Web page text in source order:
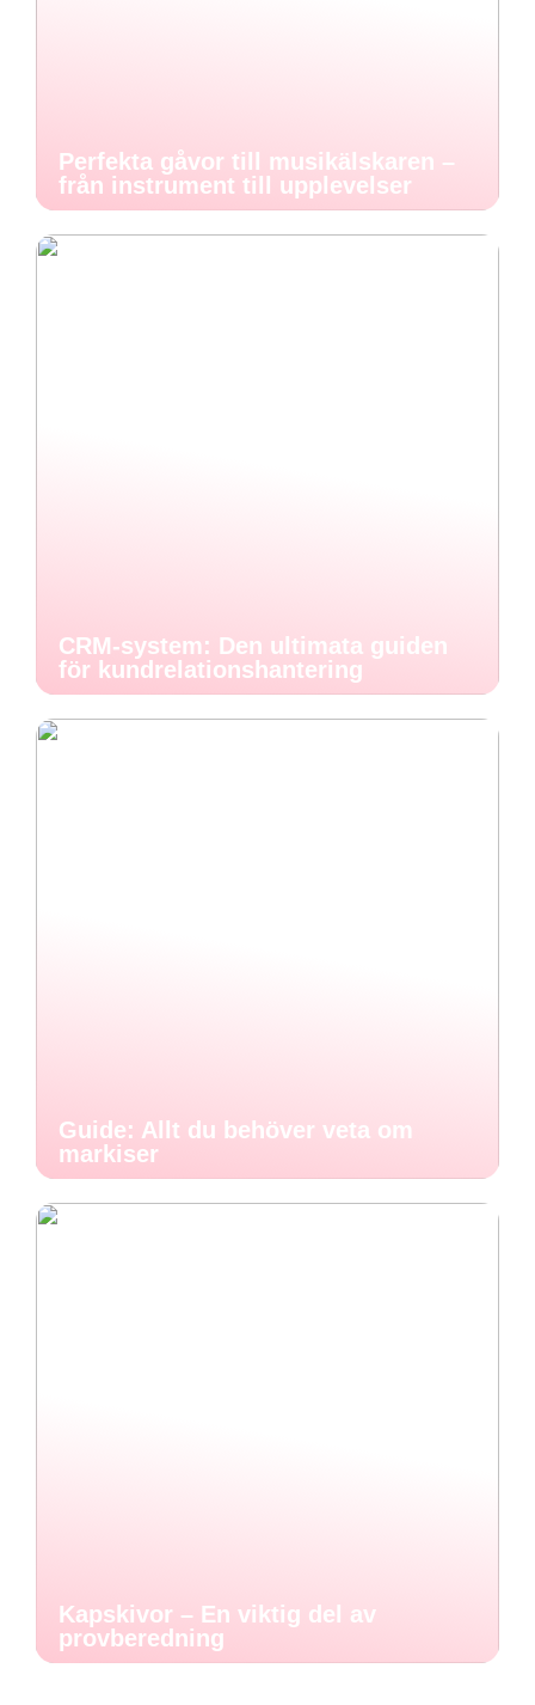
Perfekta gåvor till musikälskaren –
från instrument till upplevelser
CRM-system: Den ultimata guiden
för kundrelationshantering
Guide: Allt du behöver veta om
markiser
Kapskivor – En viktig del av
provberedning